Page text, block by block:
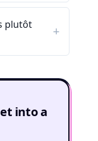
plutôt
into a